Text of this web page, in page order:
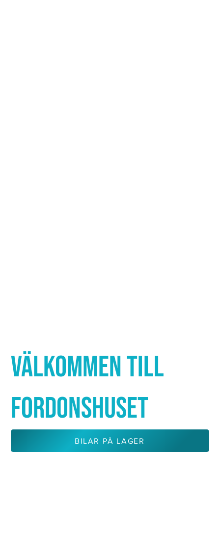
VÄLKOMMEN TILL
FORDONSHUSET
BILAR PÅ LAGER